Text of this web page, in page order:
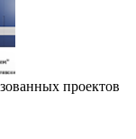
проектов